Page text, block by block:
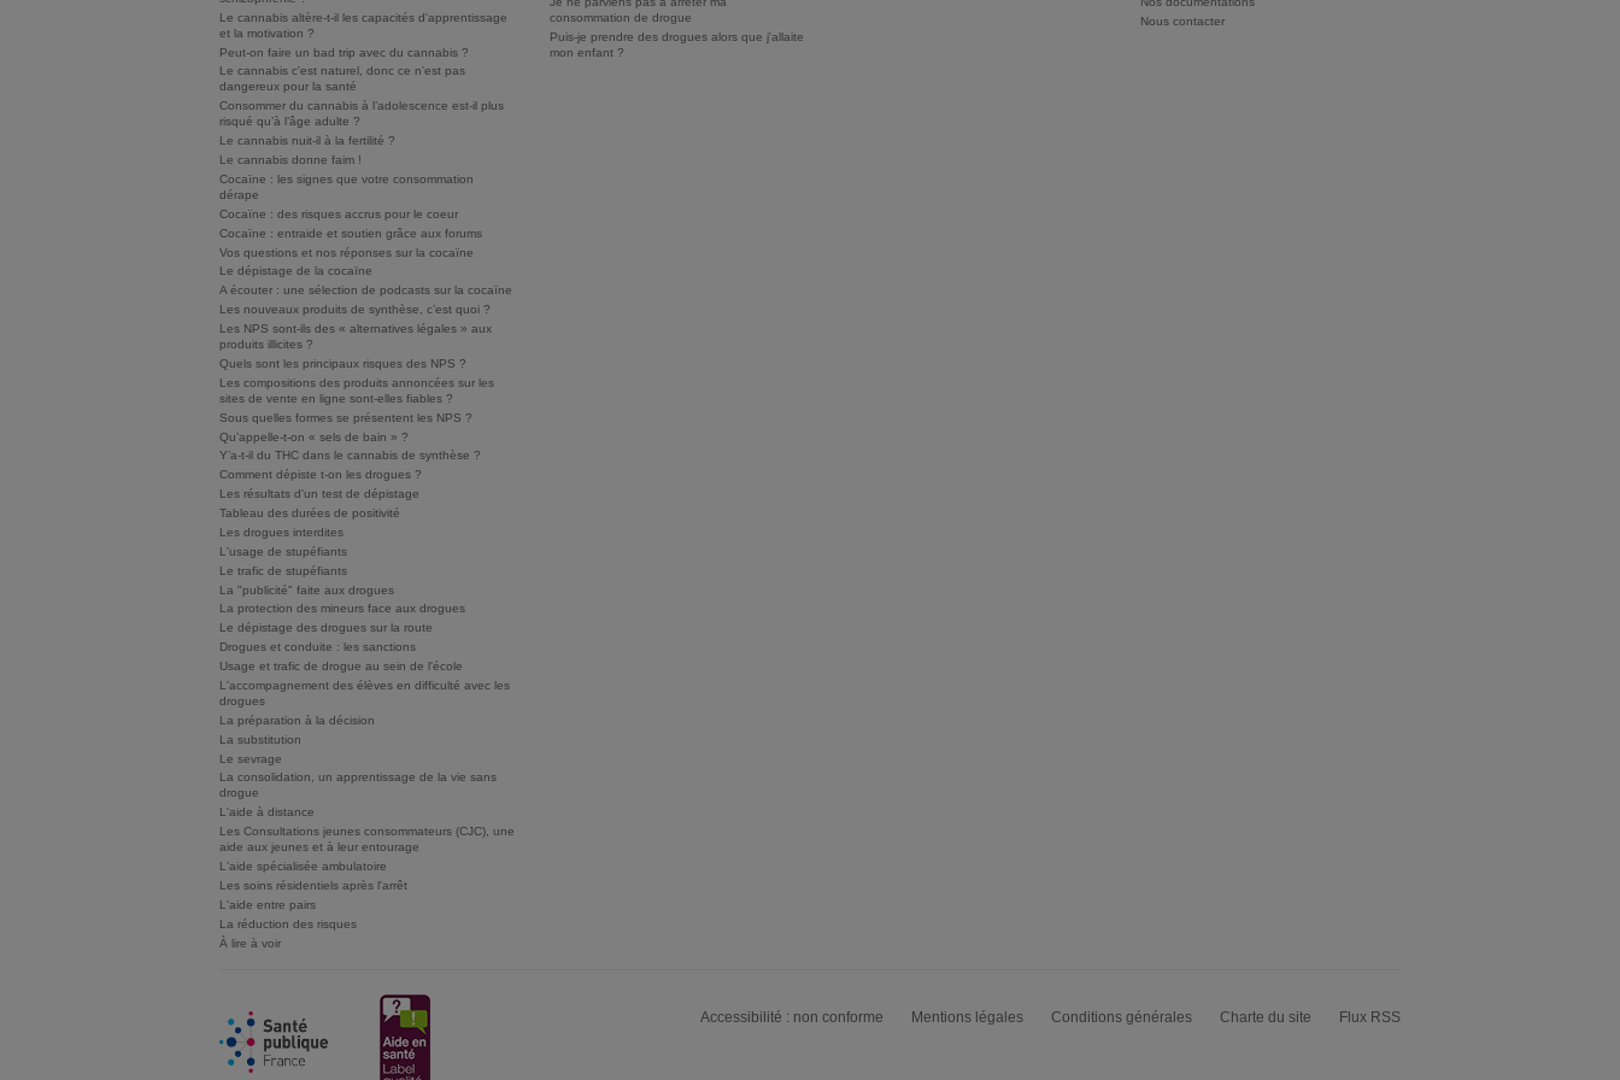
Le cannabis altère-t-il les capacités d'apprentissage
et la motivation ?
Peut-on faire un bad trip avec du cannabis ?
Le cannabis c'est naturel, donc ce n'est pas
dangereux pour la santé
Consommer du cannabis à l’adolescence est-il plus
risqué qu’à l’âge adulte ?
Le cannabis nuit-il à la fertilité ?
Le cannabis donne faim !
Cocaïne : les signes que votre consommation
dérape
Cocaïne : des risques accrus pour le coeur
Cocaïne : entraide et soutien grâce aux forums
Vos questions et nos réponses sur la cocaïne
Le dépistage de la cocaïne
A écouter : une sélection de podcasts sur la cocaïne
Les nouveaux produits de synthèse, c’est quoi ?
Les NPS sont-ils des « alternatives légales » aux
produits illicites ?
Quels sont les principaux risques des NPS ?
Les compositions des produits annoncées sur les
sites de vente en ligne sont-elles fiables ?
Sous quelles formes se présentent les NPS ?
Qu’appelle-t-on « sels de bain » ?
Y’a-t-il du THC dans le cannabis de synthèse ?
Comment dépiste t-on les drogues ?
Les résultats d'un test de dépistage
Tableau des durées de positivité
Les drogues interdites
L'usage de stupéfiants
Le trafic de stupéfiants
La "publicité" faite aux drogues
La protection des mineurs face aux drogues
Le dépistage des drogues sur la route
Drogues et conduite : les sanctions
Usage et trafic de drogue au sein de l'école
L'accompagnement des élèves en difficulté avec les
drogues
La préparation à la décision
La substitution
Le sevrage
La consolidation, un apprentissage de la vie sans
drogue
L'aide à distance
Les Consultations jeunes consommateurs (CJC), une
aide aux jeunes et à leur entourage
L'aide spécialisée ambulatoire
Les soins résidentiels après l'arrêt
L'aide entre pairs
La réduction des risques
À lire à voir
consommation de drogue
Puis-je prendre des drogues alors que j'allaite
mon enfant ?
Nous contacter
Accessibilité : non conforme Mentions légales Conditions générales Charte du site Flux RSS